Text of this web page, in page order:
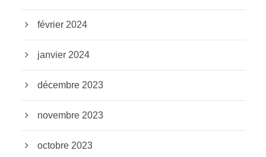
février 2024
janvier 2024
décembre 2023
novembre 2023
octobre 2023